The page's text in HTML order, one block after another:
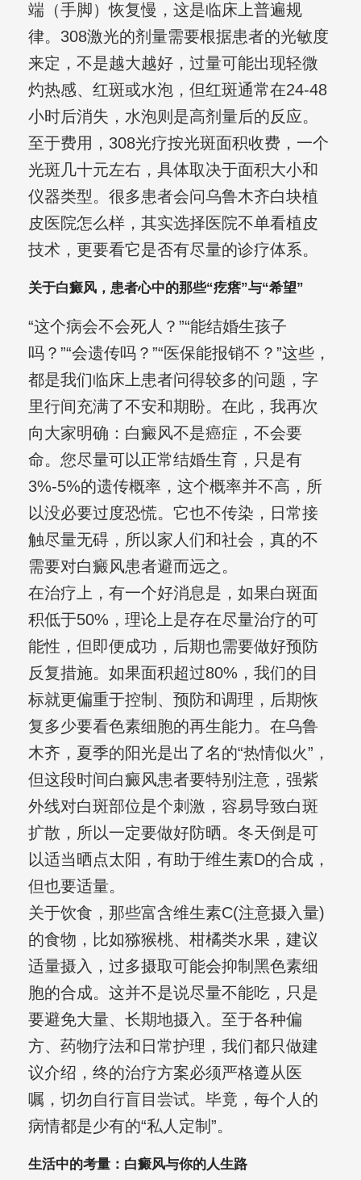
端（手脚）恢复慢，这是临床上普遍规
律。308激光的剂量需要根据患者的光敏度
来定，不是越大越好，过量可能出现轻微
灼热感、红斑或水泡，但红斑通常在24-48
小时后消失，水泡则是高剂量后的反应。
至于费用，308光疗按光斑面积收费，一个
光斑几十元左右，具体取决于面积大小和
仪器类型。很多患者会问乌鲁木齐白块植
皮医院怎么样，其实选择医院不单看植皮
技术，更要看它是否有尽量的诊疗体系。
关于白癜风，患者心中的那些“疙瘩”与“希望”
“这个病会不会死人？”“能结婚生孩子
吗？”“会遗传吗？”“医保能报销不？”这些，
都是我们临床上患者问得较多的问题，字
里行间充满了不安和期盼。在此，我再次
向大家明确：白癜风不是癌症，不会要
命。您尽量可以正常结婚生育，只是有
3%-5%的遗传概率，这个概率并不高，所
以没必要过度恐慌。它也不传染，日常接
触尽量无碍，所以家人们和社会，真的不
需要对白癜风患者避而远之。
在治疗上，有一个好消息是，如果白斑面
积低于50%，理论上是存在尽量治疗的可
能性，但即便成功，后期也需要做好预防
反复措施。如果面积超过80%，我们的目
标就更偏重于控制、预防和调理，后期恢
复多少要看色素细胞的再生能力。在乌鲁
木齐，夏季的阳光是出了名的“热情似火”，
但这段时间白癜风患者要特别注意，强紫
外线对白斑部位是个刺激，容易导致白斑
扩散，所以一定要做好防晒。冬天倒是可
以适当晒点太阳，有助于维生素D的合成，
但也要适量。
关于饮食，那些富含维生素C(注意摄入量)
的食物，比如猕猴桃、柑橘类水果，建议
适量摄入，过多摄取可能会抑制黑色素细
胞的合成。这并不是说尽量不能吃，只是
要避免大量、长期地摄入。至于各种偏
方、药物疗法和日常护理，我们都只做建
议介绍，终的治疗方案必须严格遵从医
嘱，切勿自行盲目尝试。毕竟，每个人的
病情都是少有的“私人定制”。
生活中的考量：白癜风与你的人生路